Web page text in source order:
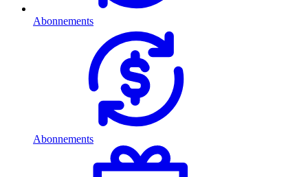
Abonnements
Abonnements